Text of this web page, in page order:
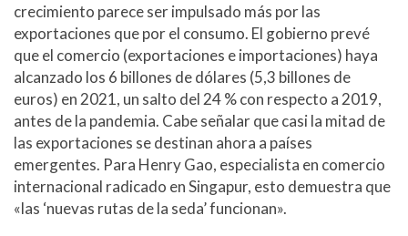
crecimiento parece ser impulsado más por las
exportaciones que por el consumo. El gobierno prevé
que el comercio (exportaciones e importaciones) haya
alcanzado los 6 billones de dólares (5,3 billones de
euros) en 2021, un salto del 24 % con respecto a 2019,
antes de la pandemia. Cabe señalar que casi la mitad de
las exportaciones se destinan ahora a países
emergentes. Para Henry Gao, especialista en comercio
internacional radicado en Singapur, esto demuestra que
«las ‘nuevas rutas de la seda’ funcionan».